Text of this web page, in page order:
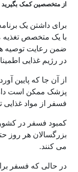
از متخصصین کمک بگیرید
برای داشتن یک
با یک متخصص
ضمن رعایت توصیه
در رژیم غذایی
از آن جا که پایین
پزشک ممکن است
فسفر از مواد غذایی
کمبود فسفر در
بزرگسالان هر روز
می کنند.
در حالی که فسفر